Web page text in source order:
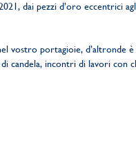
dai pezzi d’oro eccentrici
vostro portagioie, d’altronde
candela, incontri di lavori con